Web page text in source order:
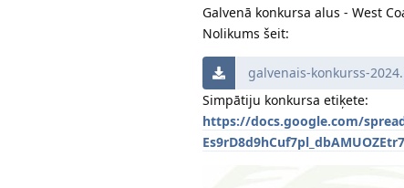
Galvenā konkursa alus - West
Nolikums šeit:
galvenais-konkurss-
Simpātiju konkursa etiķete:
https://docs.google.com/